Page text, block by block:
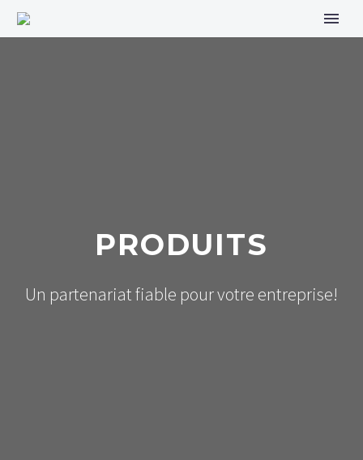
PRODUITS
Un partenariat fiable pour votre entreprise!